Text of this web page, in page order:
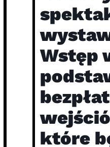
Wstęp
które